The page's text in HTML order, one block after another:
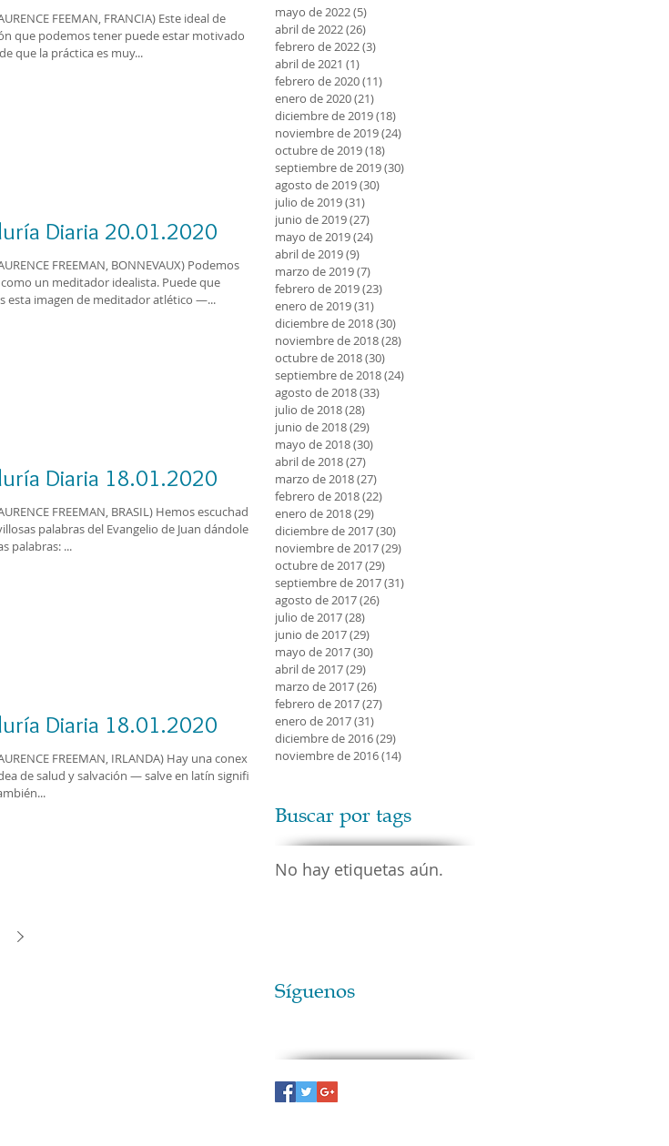
FEEMAN, FRANCIA) Este ideal de
que podemos tener puede estar motivado por
que la práctica es muy...
Diaria 20.01.2020
FREEMAN, BONNEVAUX) Podemos
un meditador idealista. Puede que
esta imagen de meditador atlético —...
Diaria 18.01.2020
FREEMAN, BRASIL) Hemos escuchado
palabras del Evangelio de Juan dándole a
palabras: ...
Diaria 18.01.2020
FREEMAN, IRLANDA) Hay una conexión
de salud y salvación — salve en latín significa
mayo de 2022(5)
abril de 2022(26)
febrero de 2022(3)
abril de 2021 (1)
febrero de 2020(11)
enero de 2020(21)
diciembre de 2019(18)
noviembre de 2019(24)
octubre de 2019(18)
septiembre de 2019(30)
agosto de 2019(30)
julio de 2019(31)
junio de 2019(27)
mayo de 2019(24)
abril de 2019(9)
marzo de 2019(7)
febrero de 2019(23)
enero de 2019(31)
diciembre de 2018(30)
noviembre de 2018(28)
octubre de 2018(30)
septiembre de 2018(24)
agosto de 2018(33)
julio de 2018(28)
junio de 2018(29)
mayo de 2018(30)
abril de 2018(27)
marzo de 2018(27)
febrero de 2018(22)
enero de 2018(29)
diciembre de 2017(30)
noviembre de 2017(29)
octubre de 2017(29)
septiembre de 2017(31)
agosto de 2017(26)
julio de 2017(28)
junio de 2017(29)
mayo de 2017(30)
abril de 2017(29)
marzo de 2017(26)
febrero de 2017(27)
enero de 2017(31)
diciembre de 2016(29)
noviembre de 2016(14)
Buscar por tags
No hay etiquetas aún.
Síguenos